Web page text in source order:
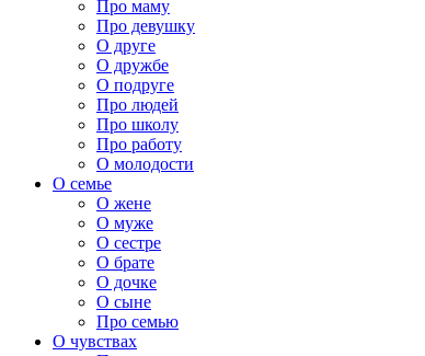
Про маму
Про девушку
О друге
О дружбе
О подруге
Про людей
Про школу
Про работу
О молодости
О семье
О жене
О муже
О сестре
О брате
О дочке
О сыне
Про семью
О чувствах